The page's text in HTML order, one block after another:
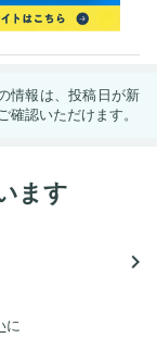
情報は、投稿日が新
確認いただけます。
ます
navigate_next
に